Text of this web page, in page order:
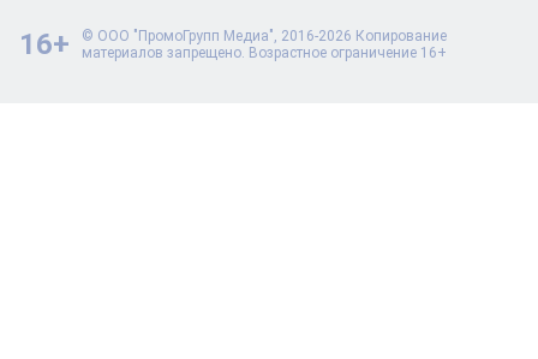
© ООО "ПромоГрупп Медиа", 2016-2026 Копирование
материалов запрещено. Возрастное ограничение 16+
16+